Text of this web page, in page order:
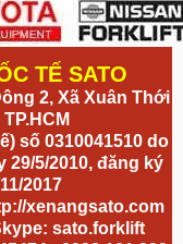
TẾ SATO
2, Xã Xuân Thới
số 0310041510 do
29/5/2010, đăng ký
2017
xenangsato.com
sato.forklift